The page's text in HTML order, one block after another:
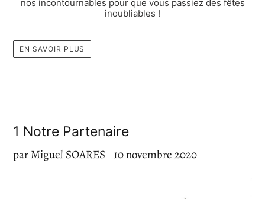
nos incontournables pour que vous passiez des fêtes
inoubliables !
EN SAVOIR PLUS
1 Notre Partenaire
par Miguel SOARES 10 novembre 2020